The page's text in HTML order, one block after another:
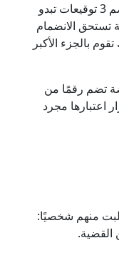
ينظر الناس إلى ما فعله الآخرون قبل أن يقرروا ما سيفعلونه هم. العرائض التي تضم 3 توقيعات تبدو
التي تضم 80 توقيعًا تبدو كحركة تستحق الانضمام
بالجزء الأكبر
تضم رقمًا من
اعتبارها مجرد
إذا طلبت منهم شخصيًا:
القضية.